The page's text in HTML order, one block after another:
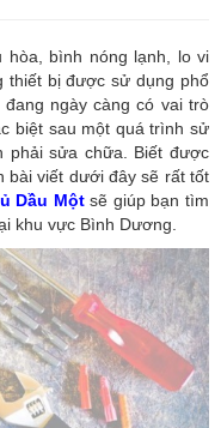
hòa, bình nóng lạnh, lo vi
thiết bị được sử dụng phổ
ngày càng có vai trò
biệt sau một quá trình sử
phải sửa chữa. Biết được
bài viết dưới đây sẽ rất tốt
Dầu Một sẽ giúp bạn tìm
khu vực Bình Dương.